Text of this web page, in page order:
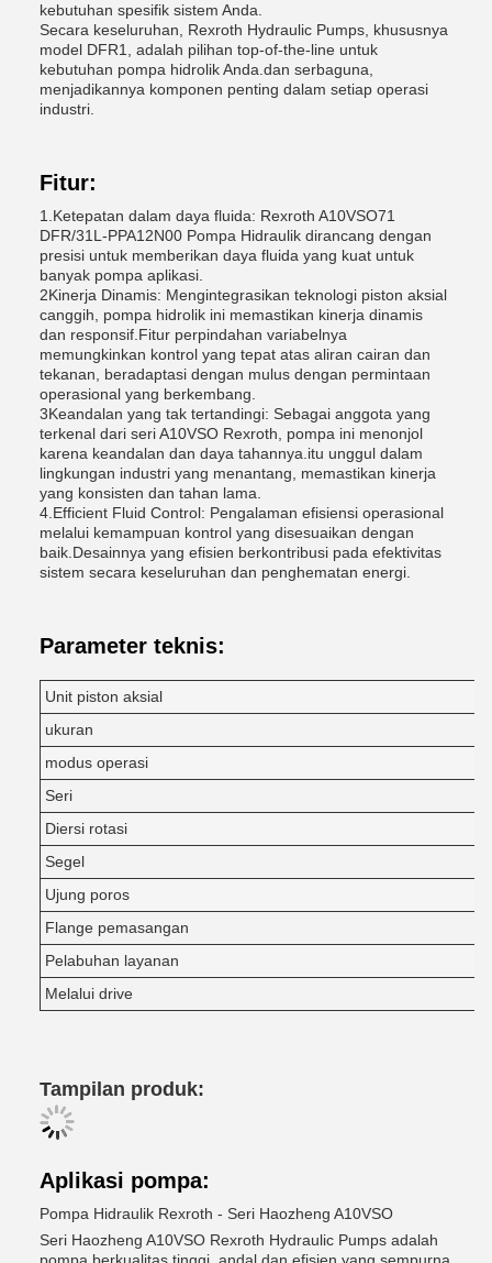
kebutuhan spesifik sistem Anda.
Secara keseluruhan, Rexroth Hydraulic Pumps, khususnya
model DFR1, adalah pilihan top-of-the-line untuk
kebutuhan pompa hidrolik Anda.dan serbaguna,
menjadikannya komponen penting dalam setiap operasi
industri.
Fitur:
1.Ketepatan dalam daya fluida: Rexroth A10VSO71
DFR/31L-PPA12N00 Pompa Hidraulik dirancang dengan
presisi untuk memberikan daya fluida yang kuat untuk
banyak pompa aplikasi.
2Kinerja Dinamis: Mengintegrasikan teknologi piston aksial
canggih, pompa hidrolik ini memastikan kinerja dinamis
dan responsif.Fitur perpindahan variabelnya
memungkinkan kontrol yang tepat atas aliran cairan dan
tekanan, beradaptasi dengan mulus dengan permintaan
operasional yang berkembang.
3Keandalan yang tak tertandingi: Sebagai anggota yang
terkenal dari seri A10VSO Rexroth, pompa ini menonjol
karena keandalan dan daya tahannya.itu unggul dalam
lingkungan industri yang menantang, memastikan kinerja
yang konsisten dan tahan lama.
4.Efficient Fluid Control: Pengalaman efisiensi operasional
melalui kemampuan kontrol yang disesuaikan dengan
baik.Desainnya yang efisien berkontribusi pada efektivitas
sistem secara keseluruhan dan penghematan energi.
Parameter teknis:
Unit piston aksial
ukuran
modus operasi
Seri
Diersi rotasi
Segel
Ujung poros
Flange pemasangan
Pelabuhan layanan
Melalui drive
Tampilan produk:
Aplikasi pompa:
Pompa Hidraulik Rexroth - Seri Haozheng A10VSO
Seri Haozheng A10VSO Rexroth Hydraulic Pumps adalah